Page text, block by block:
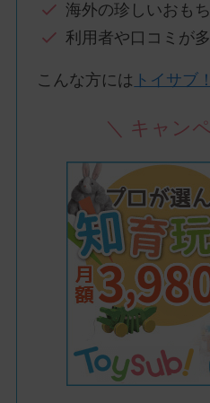
海外の珍しいおも
利用者や口コミが
こんな方には トイサブ！
＼ キャン